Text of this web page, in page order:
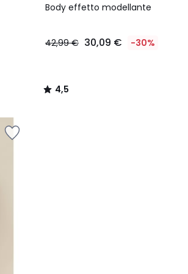
Body effetto modellante
42,99 € 30,09 € -30%
/ 5
4,5
/